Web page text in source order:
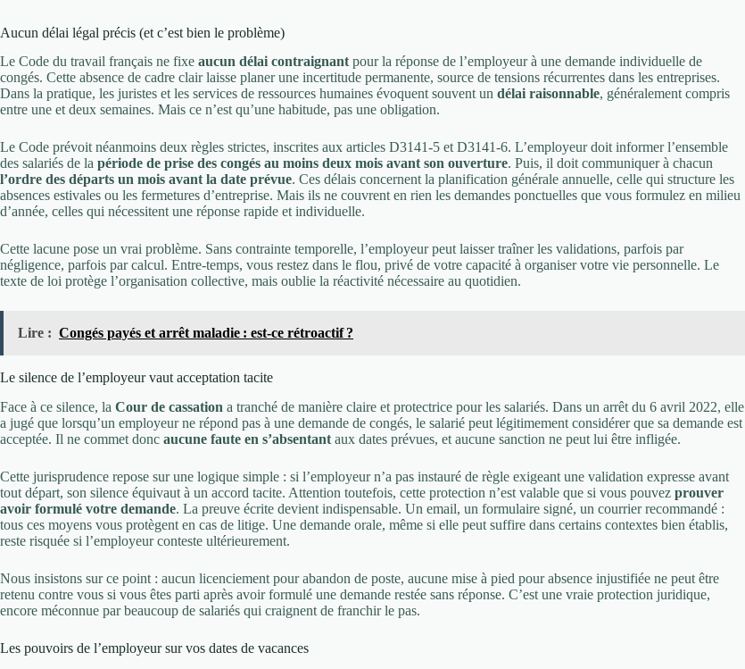
Aucun délai légal précis (et c’est bien le problème)
Le Code du travail français ne fixe aucun délai contraignantpour la réponse de l’employeur à une demande individuelle de
congés. Cette absence de cadre clair laisse planer une incertitude permanente, source de tensions récurrentes dans les entreprises.
Dans la pratique, les juristes et les services de ressources humaines évoquent souvent un délai raisonnable, généralement compris
entre une et deux semaines. Mais ce n’est qu’une habitude, pas une obligation.
Le Code prévoit néanmoins deux règles strictes, inscrites aux articles D3141-5 et D3141-6. L’employeur doit informer l’ensemble
des salariés de la période de prise des congés au moins deux mois avant son ouverture. Puis, il doit communiquer à chacun
l’ordre des départs un mois avant la date prévue. Ces délais concernent la planification générale annuelle, celle qui structure les
absences estivales ou les fermetures d’entreprise. Mais ils ne couvrent en rien les demandes ponctuelles que vous formulez en milieu
d’année, celles qui nécessitent une réponse rapide et individuelle.
Cette lacune pose un vrai problème. Sans contrainte temporelle, l’employeur peut laisser traîner les validations, parfois par
négligence, parfois par calcul. Entre-temps, vous restez dans le flou, privé de votre capacité à organiser votre vie personnelle. Le
texte de loi protège l’organisation collective, mais oublie la réactivité nécessaire au quotidien.
Lire : Congés payés et arrêt maladie : est-ce rétroactif ?
Le silence de l’employeur vaut acceptation tacite
Face à ce silence, la Cour de cassation a tranché de manière claire et protectrice pour les salariés. Dans un arrêt du 6 avril 2022, elle
a jugé que lorsqu’un employeur ne répond pas à une demande de congés, le salarié peut légitimement considérer que sa demande est
acceptée. Il ne commet donc aucune faute en s’absentant aux dates prévues, et aucune sanction ne peut lui être infligée.
Cette jurisprudence repose sur une logique simple : si l’employeur n’a pas instauré de règle exigeant une validation expresse avant
tout départ, son silence équivaut à un accord tacite. Attention toutefois, cette protection n’est valable que si vous pouvez prouver
avoir formulé votre demande. La preuve écrite devient indispensable. Un email, un formulaire signé, un courrier recommandé :
tous ces moyens vous protègent en cas de litige. Une demande orale, même si elle peut suffire dans certains contextes bien établis,
reste risquée si l’employeur conteste ultérieurement.
Nous insistons sur ce point : aucun licenciement pour abandon de poste, aucune mise à pied pour absence injustifiée ne peut être
retenu contre vous si vous êtes parti après avoir formulé une demande restée sans réponse. C’est une vraie protection juridique,
encore méconnue par beaucoup de salariés qui craignent de franchir le pas.
Les pouvoirs de l’employeur sur vos dates de vacances